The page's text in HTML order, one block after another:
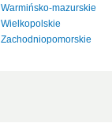
Warmińsko-mazurskie
Wielkopolskie
Zachodniopomorskie